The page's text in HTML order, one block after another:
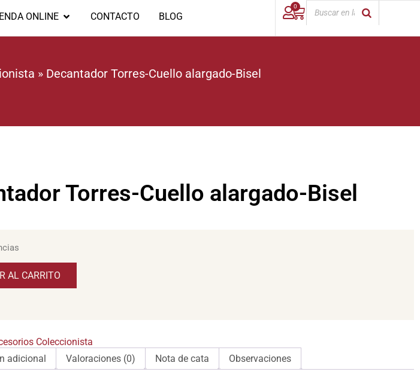
ONLINE CONTACTO BLOG
0
» Decantador Torres-Cuello alargado-Bisel
Torres-Cuello alargado-Bisel
AL CARRITO
Coleccionista
adicional
Valoraciones (0) Nota de cata Observaciones